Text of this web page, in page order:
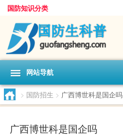
国防知识分类
网站导航
> 国防招生 > 广西博世科是国企吗
广西博世科是国企吗